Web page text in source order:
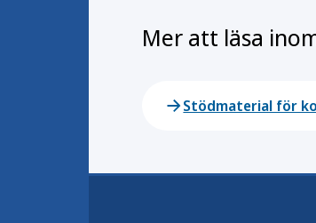
Mer att läsa
Stödmaterial för